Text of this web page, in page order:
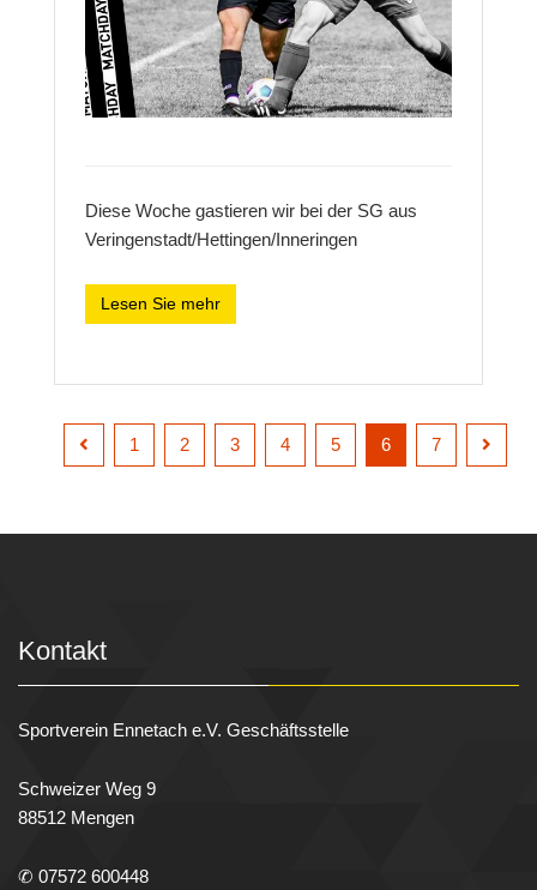
Diese Woche gastieren wir bei der SG aus
Veringenstadt/Hettingen/Inneringen
Lesen Sie mehr
1 2 3 4 5 6 7
Kontakt
Sportverein Ennetach e.V. Geschäftsstelle
Schweizer Weg 9
88512 Mengen
✆ 07572 600448